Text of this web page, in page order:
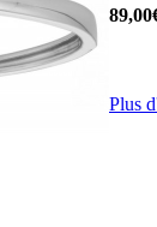
Plus